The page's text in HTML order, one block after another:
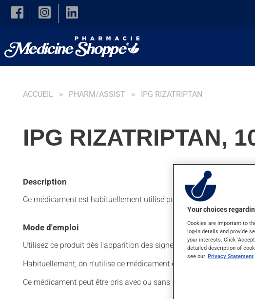
Skip to main content
ACCUEIL PHARM/ASSIST IPG RIZATRIPTAN
IPG RIZATRIPTAN,
Description
Ce médicament est habituellement utilisé pour soulager les
Mode d'emploi
Utilisez ce produit dès l'apparition des signes d'une migraine. Il
Habituellement, on n'utilise ce médicament qu'au besoin. Il est
Ce médicament peut être pris avec ou sans nourriture, sans égard
Your choices
Cookies are important to
log-in details and provide
your interests. Click
detailed description of
see our Privacy Statement